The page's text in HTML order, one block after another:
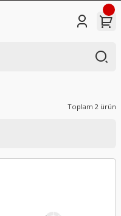
Toplam 2 ürün